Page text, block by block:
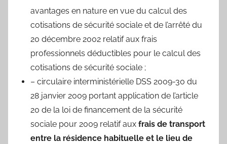
avantages en nature en vue du calcul des
cotisations de sécurité sociale et de l’arrêté du
20 décembre 2002 relatif aux frais
professionnels déductibles pour le calcul des
cotisations de sécurité sociale ;
– circulaire interministérielle DSS 2009-30 du
28 janvier 2009 portant application de l’article
20 de la loi de financement de la sécurité
sociale pour 2009 relatif aux frais de transport
entre la résidence habituelle et le lieu de